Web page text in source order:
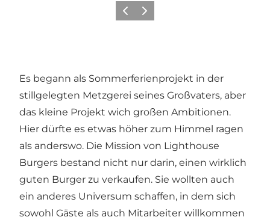
ZurückWeiter
Es begann als Sommerferienprojekt in der
stillgelegten Metzgerei seines Großvaters, aber
das kleine Projekt wich großen Ambitionen.
Hier dürfte es etwas höher zum Himmel ragen
als anderswo. Die Mission von Lighthouse
Burgers bestand nicht nur darin, einen wirklich
guten Burger zu verkaufen. Sie wollten auch
ein anderes Universum schaffen, in dem sich
sowohl Gäste als auch Mitarbeiter willkommen